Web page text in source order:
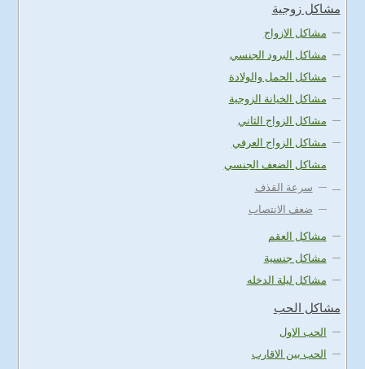
مشاكل زوجية
مشاكل الازواج
مشاكل البرود الجنسي
مشاكل الحمل والولادة
مشاكل الخيانة الزوجية
مشاكل الزواج الثاني
مشاكل الزواج العرفي
مشاكل الضعف الجنسي
سرعة القذف
ضعف الانتصاب
مشاكل العقم
مشاكل جنسية
مشاكل ليلة الدخله
مشاكل الحب
الحب الاول
الحب بين الاقارب